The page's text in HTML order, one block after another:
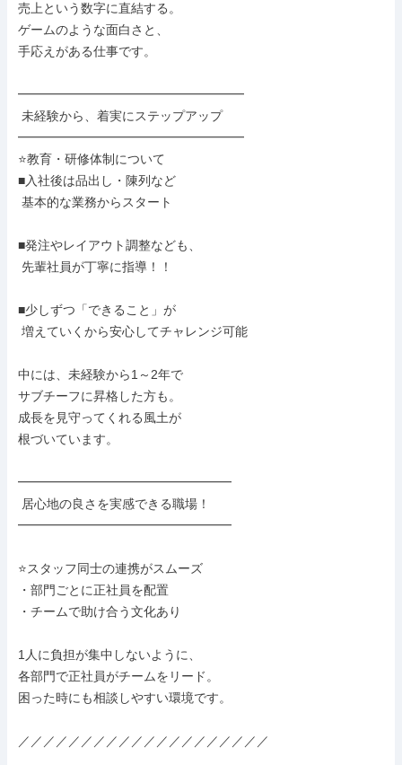
売上という数字に直結する。
ゲームのような面白さと、
手応えがある仕事です。
━━━━━━━━━━━━━━━━━━
━━━━━━━━━━━━━━━━━━
⭐教育・研修体制について
■入社後は品出し・陳列など
■発注やレイアウト調整なども、
■少しずつ「できること」が
中には、未経験から1～2年で
サブチーフに昇格した方も。
成長を見守ってくれる風土が
根づいています。
━━━━━━━━━━━━━━━━━
━━━━━━━━━━━━━━━━━
⭐スタッフ同士の連携がスムーズ
・部門ごとに正社員を配置
・チームで助け合う文化あり
1人に負担が集中しないように、
各部門で正社員がチームをリード。
困った時にも相談しやすい環境です。
／／／／／／／／／／／／／／／／／／／／